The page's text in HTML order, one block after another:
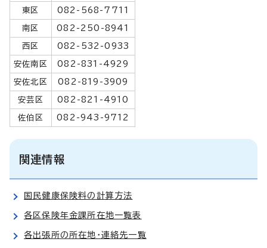
東区 082-568-7711
南区 082-250-8941
西区 082-532-0933
安佐南区 082-831-4929
安佐北区 082-819-3909
安芸区 082-821-4910
佐伯区 082-943-9712
関連情報
国民健康保険料の計算方法
各区保険年金課所在地一覧表
各出張所の所在地・連絡先一覧